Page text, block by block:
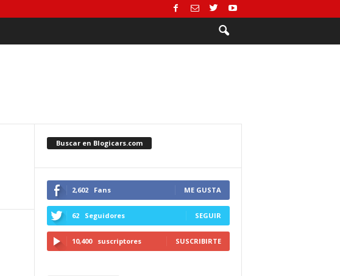
Buscar en Blogicars.com
2,602 Fans ME GUSTA
62 Seguidores SEGUIR
10,400 suscriptores SUSCRIBIRTE